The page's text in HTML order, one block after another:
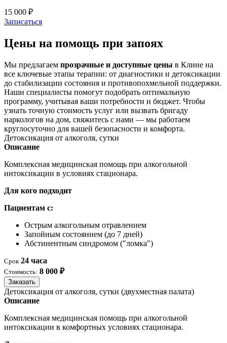
15 000 ₽
Записаться
Цены на помощь при запоях
Мы предлагаем прозрачные и доступные цены в Клине на
все ключевые этапы терапии: от диагностики и детоксикации
до стабилизации состояния и противопохмельной поддержки.
Наши специалисты помогут подобрать оптимальную
программу, учитывая ваши потребности и бюджет. Чтобы
узнать точную стоимость услуг или вызвать бригаду
наркологов на дом, свяжитесь с нами — мы работаем
круглосуточно для вашей безопасности и комфорта.
Детоксикация от алкоголя, сутки
Описание
Комплексная медицинская помощь при алкогольной
интоксикации в условиях стационара.
Для кого подходит
Пациентам с:
Острым алкогольным отравлением
Запойным состоянием (до 7 дней)
Абстинентным синдромом ("ломка")
Срок 24 часа
Стоимость: 8 000 ₽
Заказать
Детоксикация от алкоголя, сутки (двухместная палата)
Описание
Комплексная медицинская помощь при алкогольной
интоксикации в комфортных условиях стационара.